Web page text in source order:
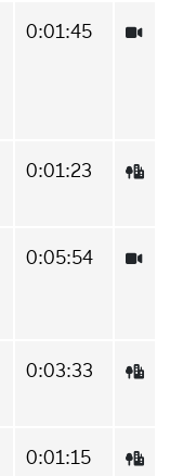
0:01:45
0:01:23
0:05:54
0:03:33
0:01:15